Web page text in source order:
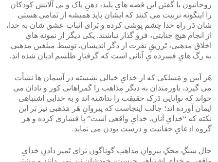
روحانیون با گفتن این قصه هایِ پلید، ذهنِ پاک و بی آلایش کودکان
را اینگونه تربیت می کنند که ایشان باید همیشه از تَمامی هستی
شان دَر راهِ خدا چشم پوشی کرده و بَرای اثباتِ عشق شان به خدا،
از انجام هیچ جنایتی، فرو گذار نباشند. یکی دیگر از نمونه هایِ
اخلاق مذهبی، تَزریقِ نفرت از دگر اندیشان، توسط مبلغین مذهبی
به رگ هایِ فسرده یِ آنانی است که گرفتارِ طلسم ادیان شده اند.
هَر آیین و مَسلکی که از خدایِ خیالی نشسته در آسمان ها نشأت
می گیرد، باورمندان به دیگر مذاهب را گمراهانی کور و نادان می
خواند که توانایی دَرک حقیقت را نداشته اند و به خدایی اشتباهی
ایمان آورده اند؛ جالب اینجاست که پیروانِ هَر مَذهبی نیز بَر این
نکته که “خدایِ آنان، خدایِ واقعی است” پا فشاری کرده و هر
گروه ادعایِ حقانیت و درست بودن می نماید.
حال سنگِ محکِ پیروانِ مذاهب گوناگون بَرای تَمیز دادنِ خدایِ